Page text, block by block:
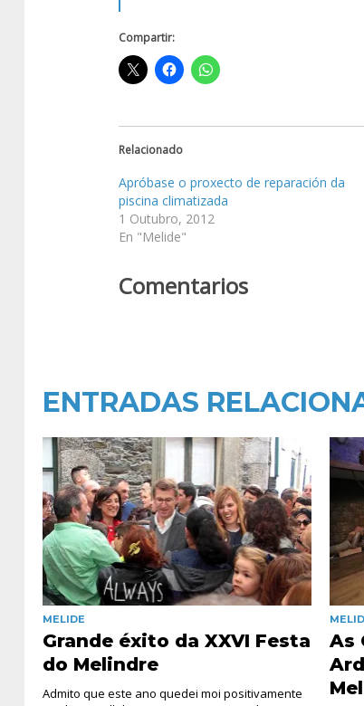
Compartir:
Relacionado
Apróbase o proxecto de reparación da
piscina climatizada
1 Outubro, 2012
En "Melide"
Comentarios
ENTRADAS
MELIDE
Grande éxito da XXVI Festa
do Melindre
Admito que este ano quedei moi positivamente
As